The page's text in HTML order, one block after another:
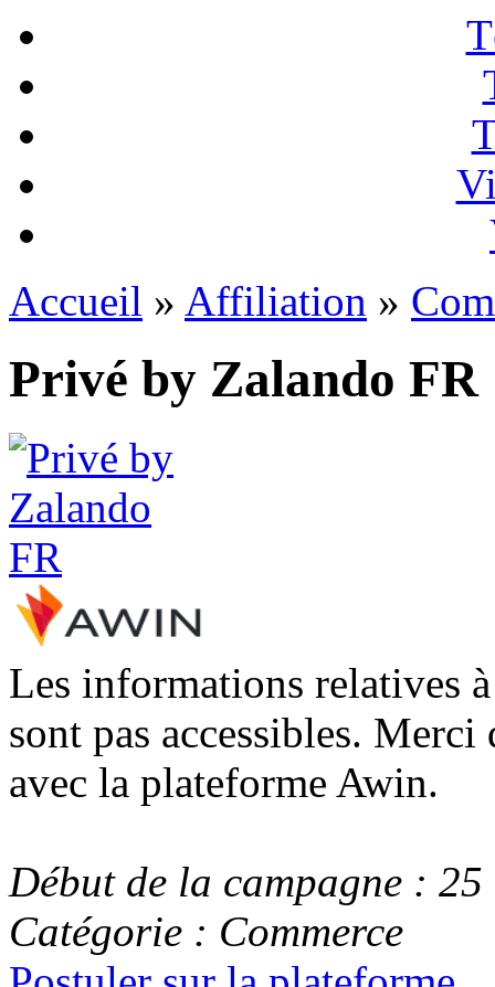
Accueil » Affiliation »
Privé by Zalando FR
Les informations relatives
sont pas accessibles.
avec la plateforme Awin.
Début de la campagne :
Catégorie : Commerce